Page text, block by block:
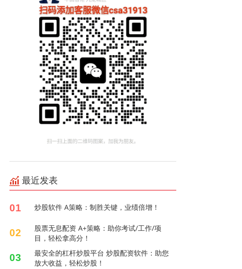
最近发表
01 炒股软件 A策略：制胜关键，业绩倍增！
02
股票无息配资 A+策略：助你考试/工作/项
目，轻松拿高分！
03
最安全的杠杆炒股平台 炒股配资软件：助您
放大收益，轻松炒股！